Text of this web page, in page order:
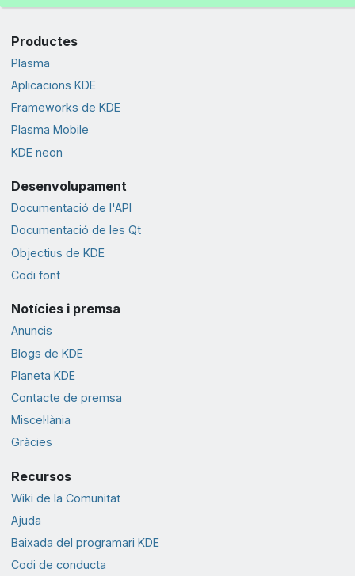
Productes
Plasma
Aplicacions KDE
Frameworks de KDE
Plasma Mobile
KDE neon
Desenvolupament
Documentació de l'API
Documentació de les Qt
Objectius de KDE
Codi font
Notícies i premsa
Anuncis
Blogs de KDE
Planeta KDE
Contacte de premsa
Miscel·lània
Gràcies
Recursos
Wiki de la Comunitat
Ajuda
Baixada del programari KDE
Codi de conducta